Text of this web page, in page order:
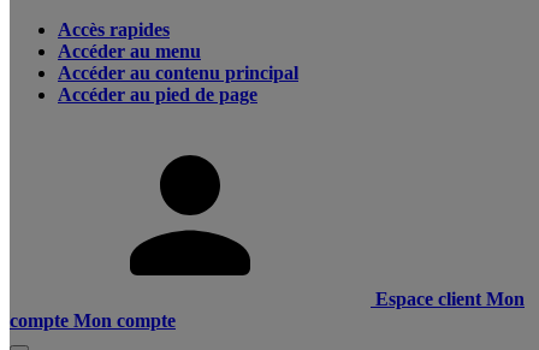
Accès rapides
Accéder au menu
Accéder au contenu principal
Accéder au pied de page
Espace client Mon
compte Mon compte